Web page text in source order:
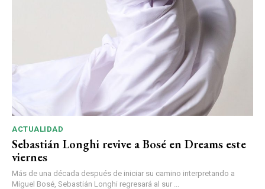
ACTUALIDAD
Sebastián Longhi revive a Bosé en Dreams este
viernes
Más de una década después de iniciar su camino interpretando a
Miguel Bosé, Sebastián Longhi regresará al sur ...